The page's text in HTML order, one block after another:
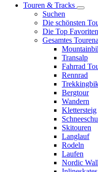
Touren & Tracks
Suchen
Die schönsten
Die Top Favoriten
Gesamtes
Transalp
Fahrrad
Rennrad
Bergtour
Wandern
Klettersteig
Skitouren
Langlauf
Rodeln
Laufen
Nordic